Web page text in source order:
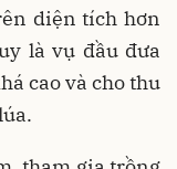
diện tích hơn
là vụ đầu đưa
cao và cho thu